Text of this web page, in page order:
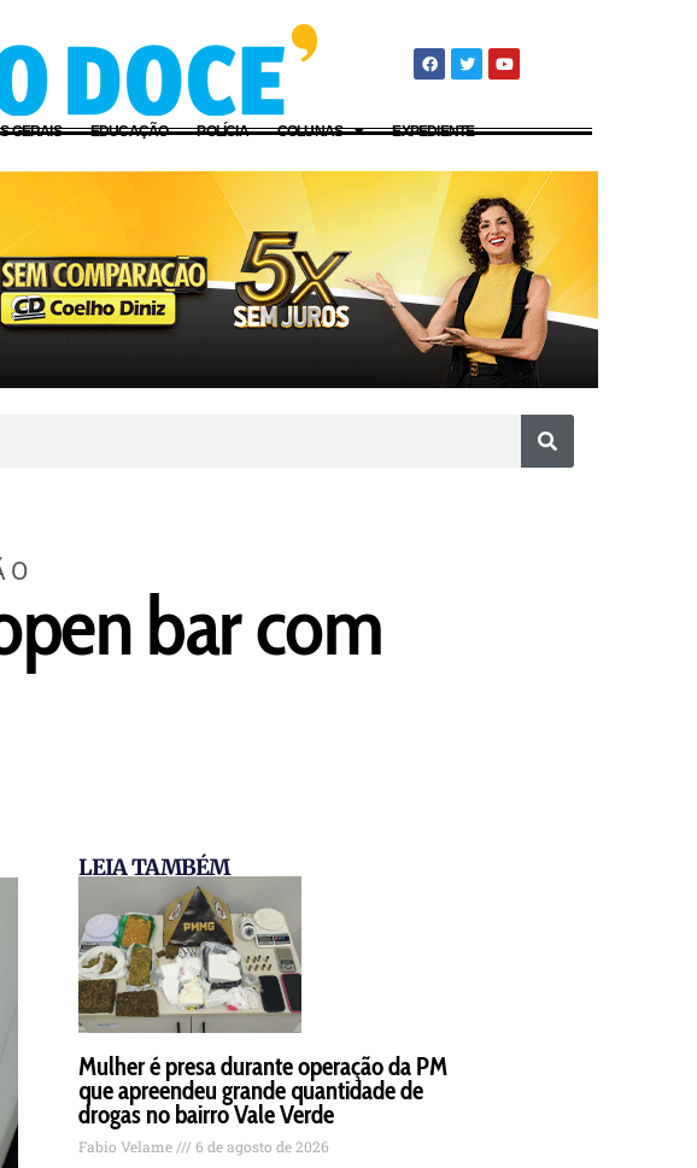
GERAIS EDUCAÇÃO POLÍCIA COLUNAS EXPEDIENTE
bar com
LEIA TAMBÉM
Mulher é presa durante operação da PM
que apreendeu grande quantidade de
drogas no bairro Vale Verde
Fabio Velame 6 de agosto de 2026